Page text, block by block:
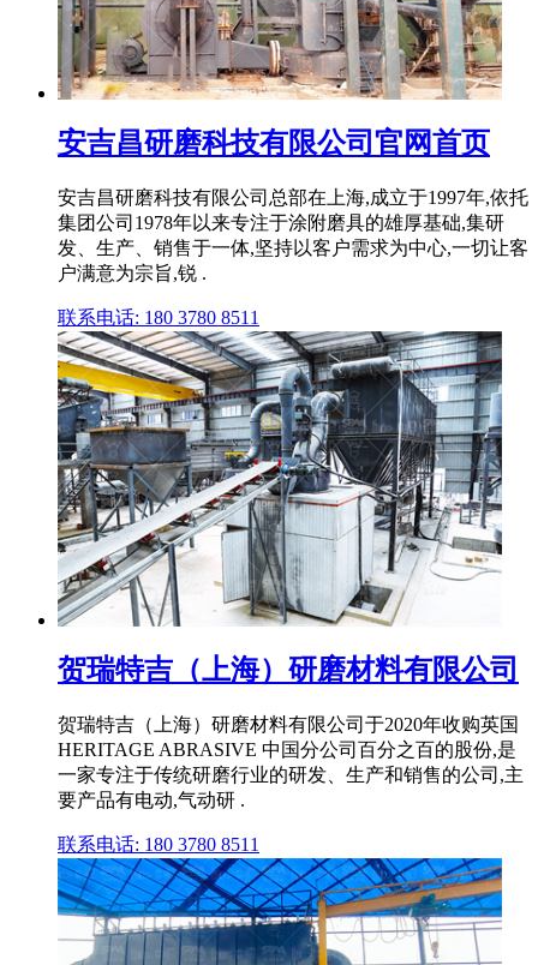
安吉昌研磨科技有限公司官网首页
安吉昌研磨科技有限公司总部在上海,成立于1997年,依托
集团公司1978年以来专注于涂附磨具的雄厚基础,集研
发、生产、销售于一体,坚持以客户需求为中心,一切让客
户满意为宗旨,锐 .
联系电话: 180 3780 8511
贺瑞特吉（上海）研磨材料有限公司
贺瑞特吉（上海）研磨材料有限公司于2020年收购英国
HERITAGE ABRASIVE 中国分公司百分之百的股份,是
一家专注于传统研磨行业的研发、生产和销售的公司,主
要产品有电动,气动研 .
联系电话: 180 3780 8511